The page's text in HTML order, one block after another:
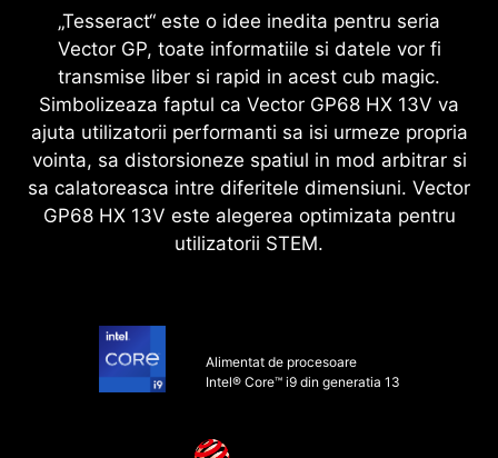
„Tesseract“ este o idee inedita pentru seria
Vector GP, toate informatiile si datele vor fi
transmise liber si rapid in acest cub magic.
Simbolizeaza faptul ca Vector GP68 HX 13V va
ajuta utilizatorii performanti sa isi urmeze propria
vointa, sa distorsioneze spatiul in mod arbitrar si
sa calatoreasca intre diferitele dimensiuni. Vector
GP68 HX 13V este alegerea optimizata pentru
utilizatorii STEM.
Alimentat de procesoare
Intel® Core™ i9 din generatia 13